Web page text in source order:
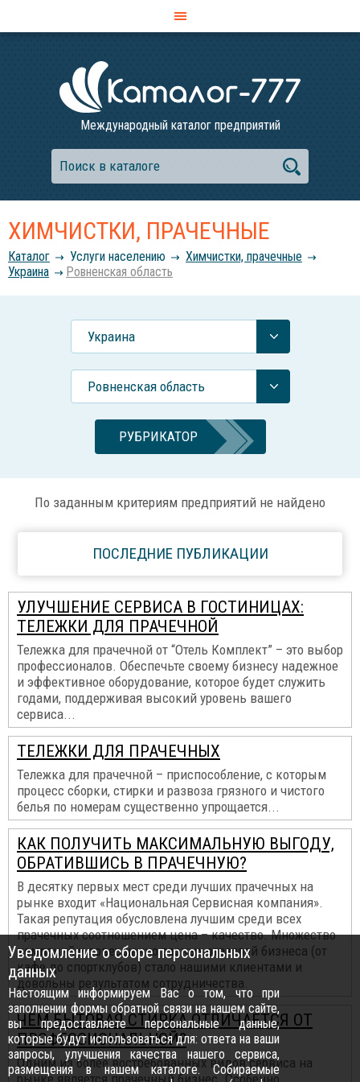
Международный каталог предприятий
ХИМЧИСТКИ, ПРАЧЕЧНЫЕ
Каталог Услуги населению
Химчистки, прачечные
Украина
Ровненская область
Украина
Ровненская область
РУБРИКАТОР
По заданным критериям предприятий не найдено
ПОСЛЕДНИЕ ПУБЛИКАЦИИ
УЛУЧШЕНИЕ СЕРВИСА В ГОСТИНИЦАХ:
ТЕЛЕЖКИ ДЛЯ ПРАЧЕЧНОЙ
Тележка для прачечной от “Отель Комплект” – это выбор
профессионалов. Обеспечьте своему бизнесу надежное
и эффективное оборудование, которое будет служить
годами, поддерживая высокий уровень вашего
сервиса...
ТЕЛЕЖКИ ДЛЯ ПРАЧЕЧНЫХ
Тележка для прачечной – приспособление, с которым
процесс сборки, стирки и развоза грязного и чистого
белья по номерам существенно упрощается...
КАК ПОЛУЧИТЬ МАКСИМАЛЬНУЮ ВЫГОДУ,
ОБРАТИВШИСЬ В ПРАЧЕЧНУЮ?
В десятку первых мест среди лучших прачечных на
рынке входит «Национальная Сервисная компания».
Такая репутация обусловлена лучшим среди всех
прачечных соотношением цена – качество. Множество
компаний и совершенно разных отраслей бизнеса (от
кафе до спортклубов) стало нашими клиентами и
довольны результатом сотрудничества.
ЧЕМ БЫТОВАЯ СТИРКА ОТЛИЧАЕТСЯ ОТ
ПРОФЕССИОНАЛЬНОЙ?
Одним из более востребованных видов сервиса на
рынке является прачечный бизнес. Особенно
Уведомление о сборе персональных
данных
Настоящим информируем Вас о том, что при
заполнении формы обратной связи на нашем сайте,
вы предоставляете персональные данные,
которые будут использоваться для: ответа на ваши
запросы, улучшения качества нашего сервиса,
размещения в нашем каталоге. Собираемые